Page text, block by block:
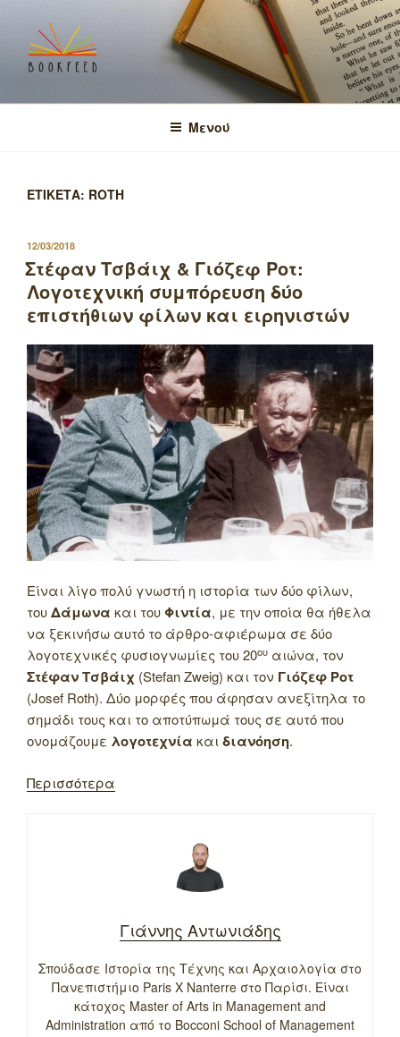
περιεχόμενο
BOOKFEED
μοιραζόμαστε την αγάπη για τα βιβλία και τη γνώση!
Μενού
ΕΤΙΚΕΤΑ: ROTH
ΔΗΜΟΣΙΕΥΤΗΚΕ
ΣΤΙΣ
12/03/2018
Στέφαν Τσβάιχ & Γιόζεφ Ροτ:
Λογοτεχνική συμπόρευση δύο
επιστήθιων φίλων και ειρηνιστών
Είναι λίγο πολύ γνωστή η ιστορία των δύο φίλων,
τουΔάμωνα και του Φιντία, με την οποία θα ήθελα
να ξεκινήσω αυτό το άρθρο-αφιέρωμα σε δύο
λογοτεχνικές φυσιογνωμίες του 20ου αιώνα, τον
Στέφαν Τσβάιχ (Stefan Zweig) και τον Γιόζεφ Ροτ
(Josef Roth). Δύο μορφές που άφησαν ανεξίτηλα το
σημάδι τους και το αποτύπωμά τους σε αυτό που
ονομάζουμε λογοτεχνία καιδιανόηση.
Περισσότερα
Γιάννης Αντωνιάδης
Σπούδασε Ιστορία της Τέχνης και Αρχαιολογία στο
Πανεπιστήμιο Paris X Nanterre στο Παρίσι. Είναι
κάτοχος Master of Arts in Management and
Administration από το Bocconi School of Management